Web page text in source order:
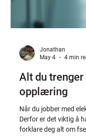
Jonathan